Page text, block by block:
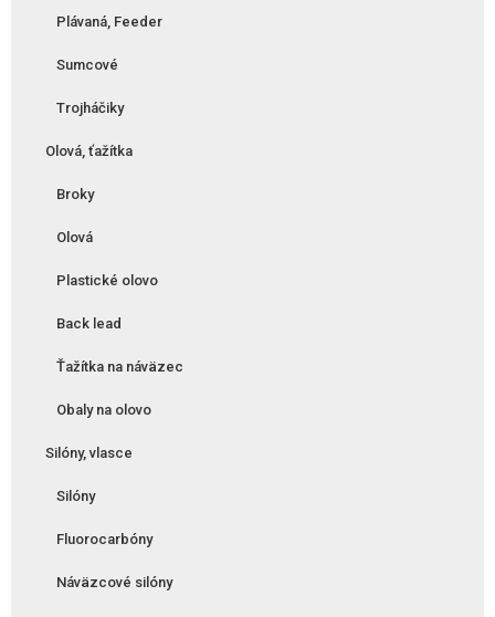
Plávaná, Feeder
Sumcové
Trojháčiky
Olová, ťažítka
Broky
Olová
Plastické olovo
Back lead
Ťažítka na náväzec
Obaly na olovo
Silóny, vlasce
Silóny
Fluorocarbóny
Náväzcové silóny